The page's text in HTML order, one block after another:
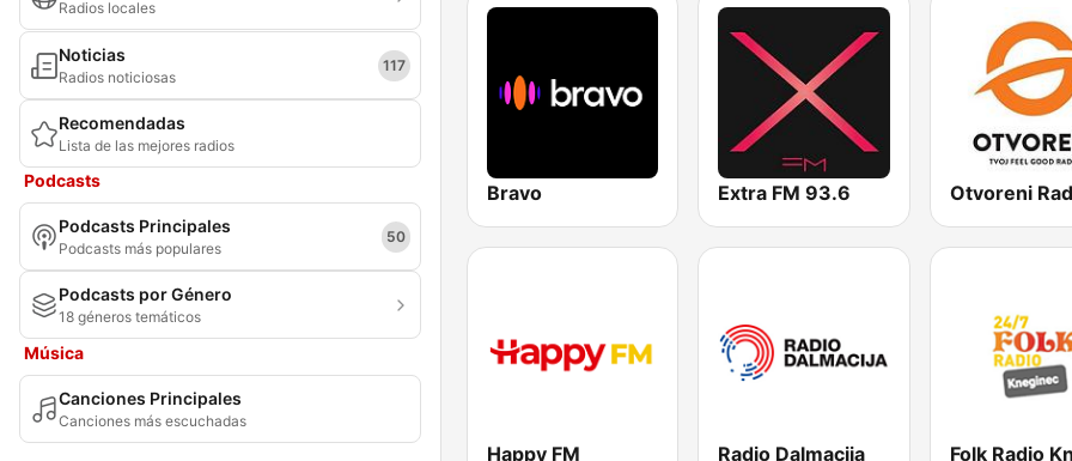
Radios locales
Noticias
Radios noticiosas
117
Recomendadas
Lista de las mejores radios
Podcasts
Podcasts Principales
Podcasts más populares
50
Podcasts por Género
18 géneros temáticos
Música
Canciones Principales
Canciones más escuchadas
Bravo Extra FM 93.6 Otvoreni
Happy FM Radio Dalmacija